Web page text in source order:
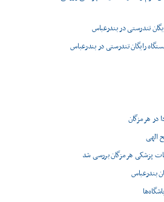
تندرستی در بندرعباس
رایگان تندرستی در بندرعباس
در هرمزگان
الهی
بندرعباس